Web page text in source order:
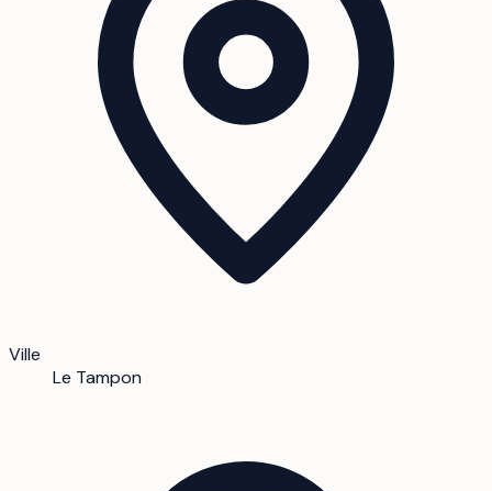
Ville
Le Tampon